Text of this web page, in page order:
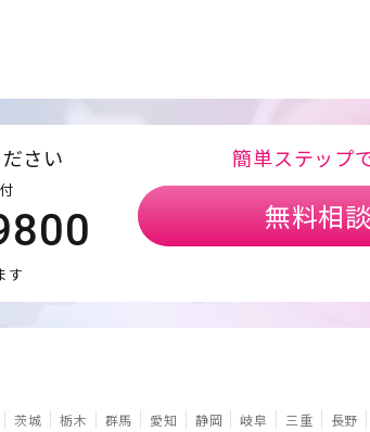
さい
す
簡単ステップ
無料相
茨城 栃木 群馬 愛知 静岡 岐阜 三重 長野